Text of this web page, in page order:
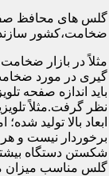
گلس های محافظ
ضخامت،کشور
گیری در مورد
باید اندازه صفحه
نظر گرفت.مثلاً
ابعاد بالا تولید
برخوردار نیست و
شکستن دستگاه
گلس مناسب میزان